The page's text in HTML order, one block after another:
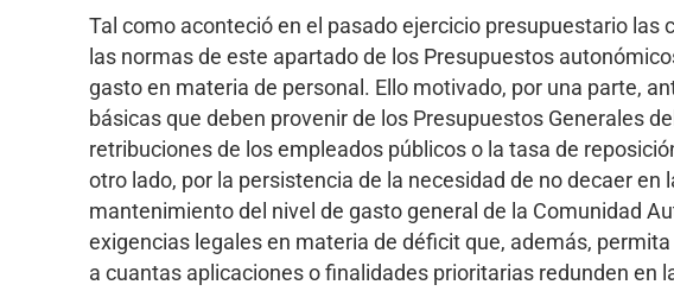
Tal como aconteció en el pasado ejercicio presupuestario
las normas de este apartado de los Presupuestos
gasto en materia de personal. Ello motivado, por una parte,
básicas que deben provenir de los Presupuestos Generales
retribuciones de los empleados públicos o la tasa de
otro lado, por la persistencia de la necesidad de no decaer
mantenimiento del nivel de gasto general de la Comunidad
exigencias legales en materia de déficit que, además,
a cuantas aplicaciones o finalidades prioritarias redunden en